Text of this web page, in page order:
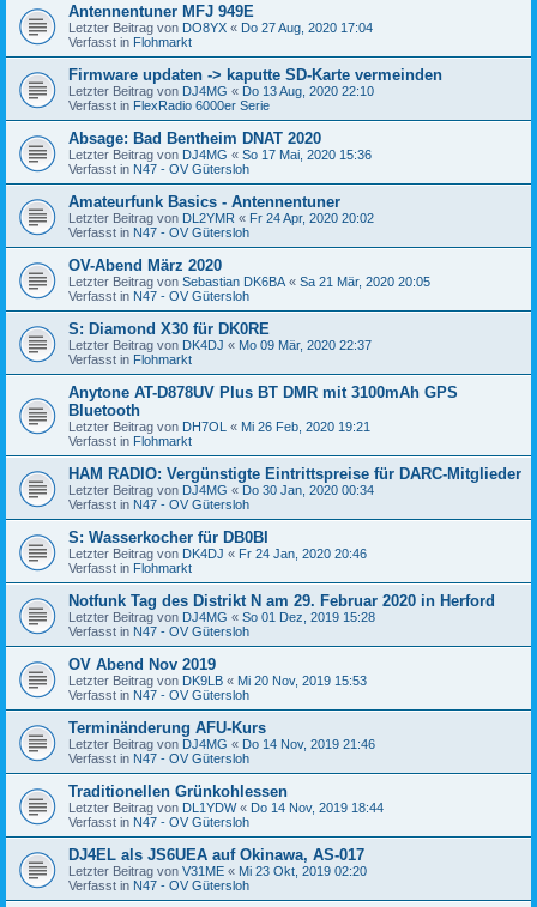
Antennentuner MFJ 949E
Letzter Beitrag von DO8YX « Do 27 Aug, 2020 17:04
Verfasst in Flohmarkt
Firmware updaten -> kaputte SD-Karte vermeinden
Letzter Beitrag von DJ4MG « Do 13 Aug, 2020 22:10
Verfasst in FlexRadio 6000er Serie
Absage: Bad Bentheim DNAT 2020
Letzter Beitrag von DJ4MG « So 17 Mai, 2020 15:36
Verfasst in N47 - OV Gütersloh
Amateurfunk Basics - Antennentuner
Letzter Beitrag von DL2YMR « Fr 24 Apr, 2020 20:02
Verfasst in N47 - OV Gütersloh
OV-Abend März 2020
Letzter Beitrag von Sebastian DK6BA « Sa 21 Mär, 2020 20:05
Verfasst in N47 - OV Gütersloh
S: Diamond X30 für DK0RE
Letzter Beitrag von DK4DJ « Mo 09 Mär, 2020 22:37
Verfasst in Flohmarkt
Anytone AT-D878UV Plus BT DMR mit 3100mAh GPS
Bluetooth
Letzter Beitrag von DH7OL « Mi 26 Feb, 2020 19:21
Verfasst in Flohmarkt
HAM RADIO: Vergünstigte Eintrittspreise für DARC-Mitglieder
Letzter Beitrag von DJ4MG « Do 30 Jan, 2020 00:34
Verfasst in N47 - OV Gütersloh
S: Wasserkocher für DB0BI
Letzter Beitrag von DK4DJ « Fr 24 Jan, 2020 20:46
Verfasst in Flohmarkt
Notfunk Tag des Distrikt N am 29. Februar 2020 in Herford
Letzter Beitrag von DJ4MG « So 01 Dez, 2019 15:28
Verfasst in N47 - OV Gütersloh
OV Abend Nov 2019
Letzter Beitrag von DK9LB « Mi 20 Nov, 2019 15:53
Verfasst in N47 - OV Gütersloh
Terminänderung AFU-Kurs
Letzter Beitrag von DJ4MG « Do 14 Nov, 2019 21:46
Verfasst in N47 - OV Gütersloh
Traditionellen Grünkohlessen
Letzter Beitrag von DL1YDW« Do 14 Nov, 2019 18:44
Verfasst in N47 - OV Gütersloh
DJ4EL als JS6UEA auf Okinawa, AS-017
Letzter Beitrag von V31ME « Mi 23 Okt, 2019 02:20
Verfasst in N47 - OV Gütersloh